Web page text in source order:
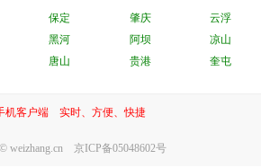
保定 肇庆
云浮
黑河 阿坝
凉山
唐山 贵港
奎屯
机客户端 实时、方便、快捷
weizhang.cn 京ICP备05048602号